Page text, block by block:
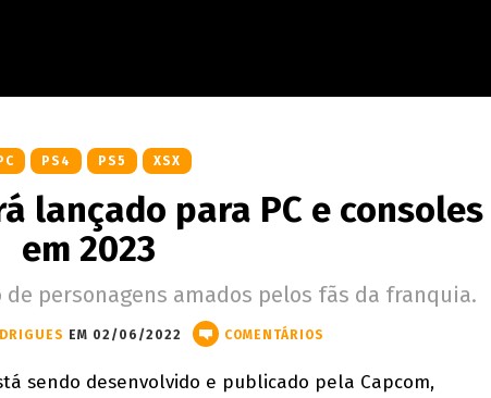
PC PS4 PS5 XSX
lançado para PC e consoles
em 2023
personagens amados pelos fãs da franquia.
EM 02/06/2022 COMENTÁRIOS
sendo desenvolvido e publicado pela Capcom,